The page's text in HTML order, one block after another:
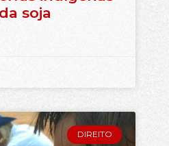
soja
DIREITO